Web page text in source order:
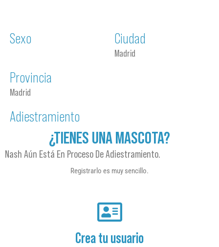
Sexo Ciudad
Madrid
Provincia
Madrid
Adiestramiento
¿TIENES UNA MASCOTA?
Nash Aún Está En Proceso De Adiestramiento.
Registrarlo es muy sencillo.
Crea tu usuario